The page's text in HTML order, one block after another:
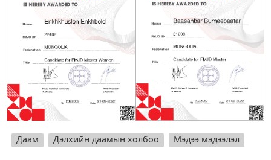
Даам Дэлхийн даамын холбоо Мэдээ мэдээлэл